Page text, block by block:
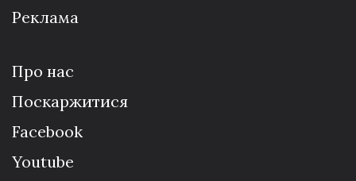
Реклама
Про нас
Поскаржитися
Facebook
Youtube